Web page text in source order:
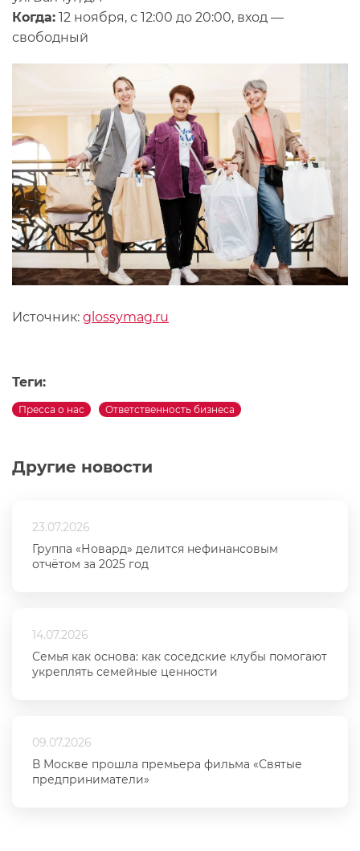
Другие новости
23.07.2026
Группа «Новард» делится нефинансовым
отчётом за 2025 год
14.07.2026
Семья как основа: как соседские клубы помогают
укреплять семейные ценности
09.07.2026
В Москве прошла премьера фильма «Святые
предприниматели»
Когда: 12 ноября, с 12:00 до 20:00, вход —
свободный
Источник: glossymag.ru
Теги:
Пресса о нас Ответственность бизнеса